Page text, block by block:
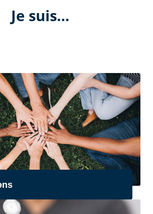
Je suis…